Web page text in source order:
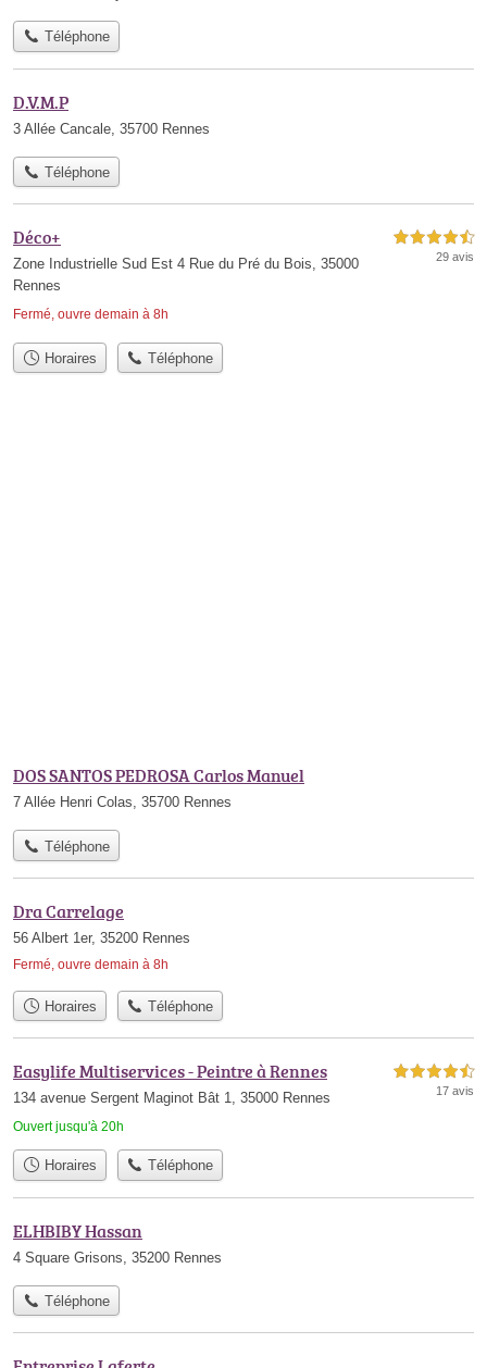
Téléphone
D.V.M.P
3 Allée Cancale, 35700 Rennes
Téléphone
Déco+
Zone Industrielle Sud Est 4 Rue du Pré du Bois, 35000
Rennes
Fermé, ouvre demain à 8h
4,5 étoiles sur 5
29 avis
Horaires Téléphone
DOS SANTOS PEDROSA Carlos Manuel
7 Allée Henri Colas, 35700 Rennes
Téléphone
Dra Carrelage
56 Albert 1er, 35200 Rennes
Fermé, ouvre demain à 8h
Horaires Téléphone
Easylife Multiservices - Peintre à Rennes
134 avenue Sergent Maginot Bât 1, 35000 Rennes
Ouvert jusqu'à 20h
4,5 étoiles sur 5
17 avis
Horaires Téléphone
ELHBIBY Hassan
4 Square Grisons, 35200 Rennes
Téléphone